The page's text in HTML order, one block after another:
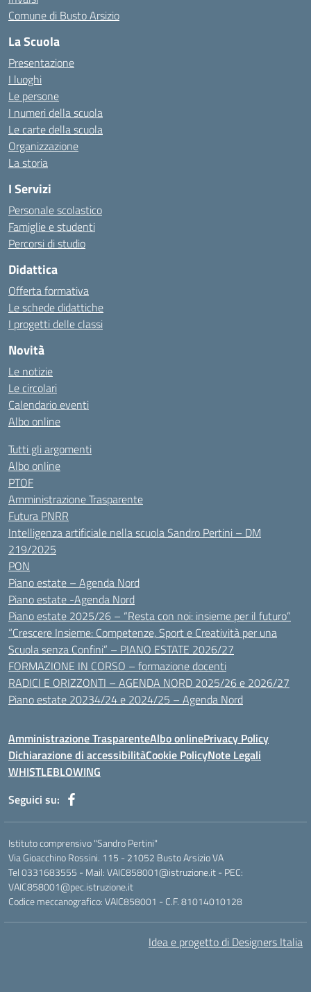
Comune di Busto Arsizio
La Scuola
Presentazione
I luoghi
Le persone
I numeri della scuola
Le carte della scuola
Organizzazione
La storia
I Servizi
Personale scolastico
Famiglie e studenti
Percorsi di studio
Didattica
Offerta formativa
Le schede didattiche
I progetti delle classi
Novità
Le notizie
Le circolari
Calendario eventi
Albo online
Tutti gli argomenti
Albo online
PTOF
Amministrazione Trasparente
Futura PNRR
Intelligenza artificiale nella scuola Sandro Pertini – DM
219/2025
PON
Piano estate – Agenda Nord
Piano estate -Agenda Nord
Piano estate 2025/26 – “Resta con noi: insieme per il futuro”
“Crescere Insieme: Competenze, Sport e Creatività per una
Scuola senza Confini” – PIANO ESTATE 2026/27
FORMAZIONE IN CORSO – formazione docenti
RADICI E ORIZZONTI – AGENDA NORD 2025/26 e 2026/27
Piano estate 20234/24 e 2024/25 – Agenda Nord
Amministrazione TrasparenteAlbo onlinePrivacy Policy
Dichiarazione di accessibilitàCookie PolicyNote Legali
WHISTLEBLOWING
Seguici su:
Istituto comprensivo "Sandro Pertini"
Via Gioacchino Rossini. 115 - 21052 Busto Arsizio VA
Tel 0331683555 - Mail: VAIC858001@istruzione.it - PEC:
VAIC858001@pec.istruzione.it
Codice meccanografico: VAIC858001 - C.F. 81014010128
Idea e progetto di Designers Italia